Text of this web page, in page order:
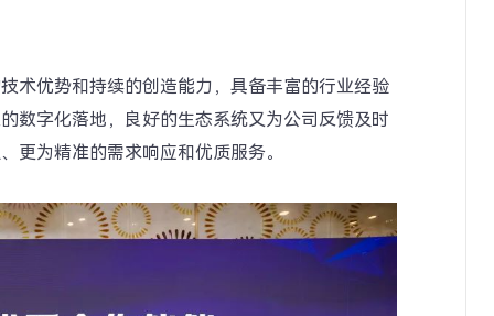
术优势和持续的创造能力，具备丰富的行业经验
数字化落地，良好的生态系统又为公司反馈及时
更为精准的需求响应和优质服务。